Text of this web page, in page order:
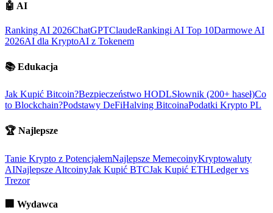
🤖 AI
Ranking AI 2026ChatGPTClaudeRankingi AI Top 10Darmowe AI
2026AI dla KryptoAI z Tokenem
📚 Edukacja
Jak Kupić Bitcoin?Bezpieczeństwo HODLSłownik (200+ haseł)Co
to Blockchain?Podstawy DeFiHalving BitcoinaPodatki Krypto PL
🏆 Najlepsze
Tanie Krypto z PotencjałemNajlepsze MemecoinyKryptowaluty
AINajlepsze AltcoinyJak Kupić BTCJak Kupić ETHLedger vs
Trezor
🏢 Wydawca